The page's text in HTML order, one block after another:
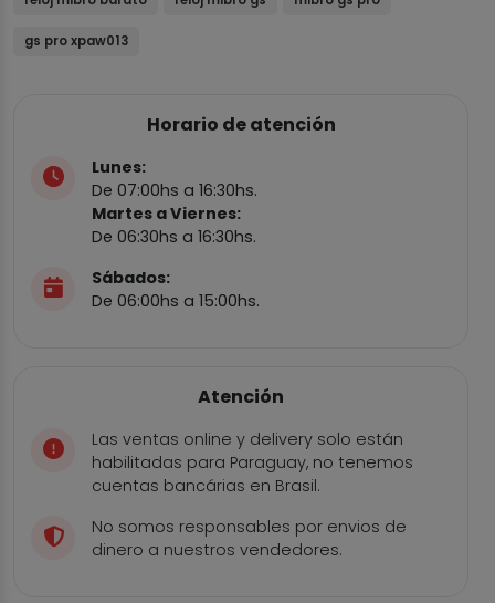
gs pro xpaw013
Horario de atención
Lunes:
De 07:00hs a 16:30hs.
Martes a Viernes:
De 06:30hs a 16:30hs.
Sábados:
De 06:00hs a 15:00hs.
Atención
Las ventas online y delivery solo están
habilitadas para Paraguay, no tenemos
cuentas bancárias en Brasil.
No somos responsables por envios de
dinero a nuestros vendedores.